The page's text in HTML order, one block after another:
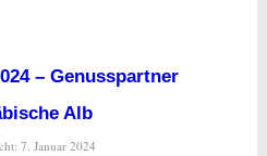
– Genusspartner
Alb
7. Januar 2024